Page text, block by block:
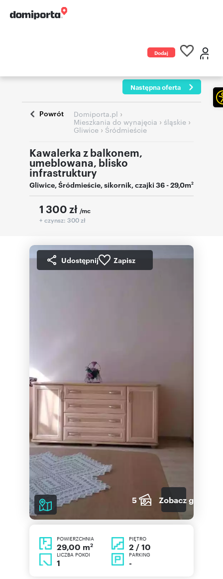
Dodaj
Następna oferta
Powrót Domiporta.pl ›
Mieszkania do wynajęcia › śląskie ›
Gliwice › Śródmieście
Kawalerka z balkonem,
umeblowana, blisko
infrastruktury
Gliwice,Śródmieście,sikornik,czajki 36- 29,0m2
1 300 zł /mc
+ czynsz: 300 zł
Udostępnij Zapisz
5 Zobacz galerię
POWIERZCHNIA
29,00 m2
PIĘTRO
2 / 10
LICZBA POKOI
1
PARKING
-